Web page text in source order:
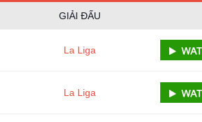
GIẢI ĐẤU
La Liga
La Liga